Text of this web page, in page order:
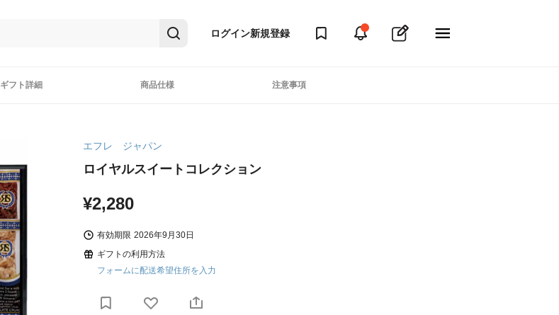
ログイン新規登録
ギフト詳細 商品仕様 注意事項
エフレ ジャパン
ロイヤルスイートコレクション
¥2,280
有効期限 2026年9月30日
ギフトの利用方法
フォームに配送希望住所を入力